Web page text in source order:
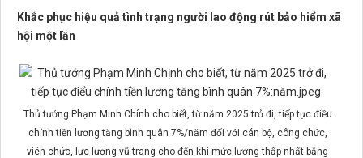
Khắc phục hiệu quả tình trạng người lao động rút bảo hiểm xã
hội một lần
Thủ tướng Phạm Minh Chính cho biết, từ năm 2025 trở đi, tiếp tục điều
chỉnh tiền lương tăng bình quân 7%/năm đối với cán bộ, công chức,
viên chức, lực lượng vũ trang cho đến khi mức lương thấp nhất bằng